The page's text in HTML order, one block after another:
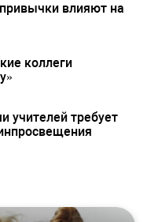
влияют на
коллеги
учителей требует